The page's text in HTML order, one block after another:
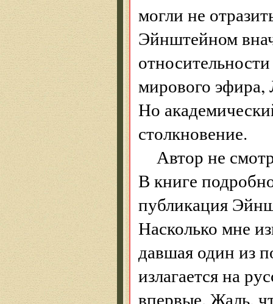
могли не
Эйнштейном
мирового эфира,
Но
столкновение.
Автор не
В книге
публикация
Насколько мне
давшая один из
излагается на
впервые. Жаль,